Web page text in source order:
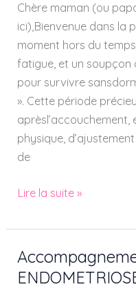
Chère maman (ou
ici),Bienvenue dans la
moment hors du
fatigue, et un soupçon
pour survivre
». Cette période
aprèsl’accouchement,
physique,
de
Entre
Émerveillement,
Fatigue
et
la
Quête
du
Sommeil
Perdu
Lire la suite »
Accompagnement
PMA ,